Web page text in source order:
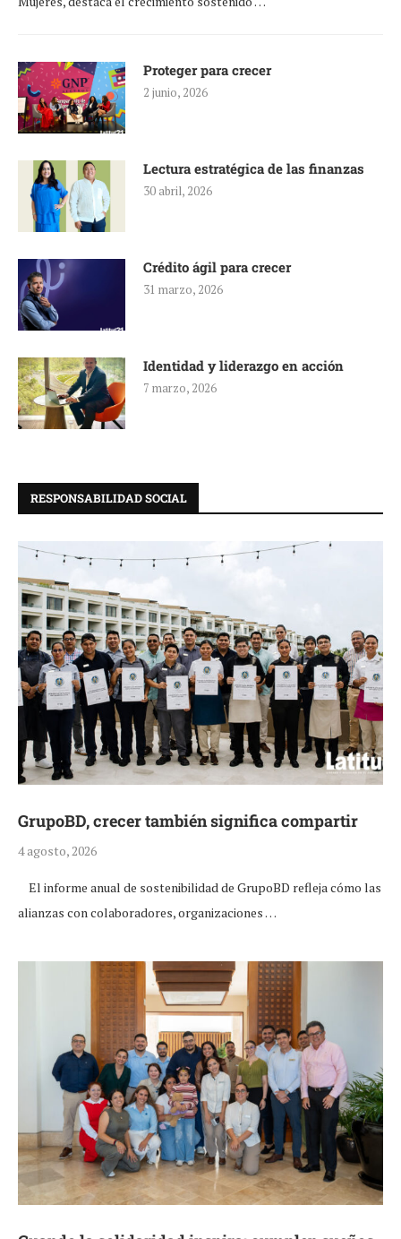
Proteger para crecer
2 junio, 2026
Lectura estratégica de las finanzas
30 abril, 2026
Crédito ágil para crecer
31 marzo, 2026
Identidad y liderazgo en acción
7 marzo, 2026
RESPONSABILIDAD SOCIAL
GrupoBD, crecer también significa compartir
4 agosto, 2026
El informe anual de sostenibilidad de GrupoBD refleja cómo las
alianzas con colaboradores, organizaciones …